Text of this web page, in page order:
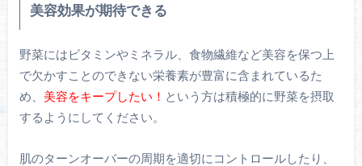
美容効果が期待できる
野菜にはビタミンやミネラル、食物繊維など美容を保つ上
で欠かすことのできない栄養素が豊富に含まれているた
め、 美容をキープしたい！ という方は積極的に野菜を摂取
するようにしてください。
肌のターンオーバーの周期を適切にコントロールしたり、